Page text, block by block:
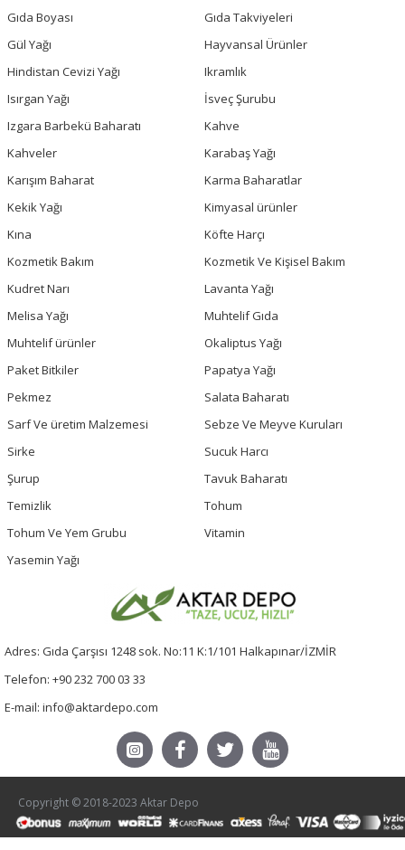
Gıda Boyası
Gıda Takviyeleri
Gül Yağı
Hayvansal Ürünler
Hindistan Cevizi Yağı
Ikramlık
Isırgan Yağı
İsveç Şurubu
Izgara Barbekü Baharatı
Kahve
Kahveler
Karabaş Yağı
Karışım Baharat
Karma Baharatlar
Kekik Yağı
Kimyasal ürünler
Kına
Köfte Harçı
Kozmetik Bakım
Kozmetik Ve Kişisel Bakım
Kudret Narı
Lavanta Yağı
Melisa Yağı
Muhtelif Gıda
Muhtelif ürünler
Okaliptus Yağı
Paket Bitkiler
Papatya Yağı
Pekmez
Salata Baharatı
Sarf Ve üretim Malzemesi
Sebze Ve Meyve Kuruları
Sirke
Sucuk Harcı
Şurup
Tavuk Baharatı
Temizlik
Tohum
Tohum Ve Yem Grubu
Vitamin
Yasemin Yağı
Adres: Gıda Çarşısı 1248 sok. No:11 K:1/101 Halkapınar/İZMİR
Telefon: +90 232 700 03 33
E-mail: info@aktardepo.com
Copyright © 2018-2023 Aktar Depo